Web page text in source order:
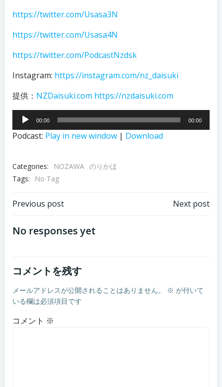
https://twitter.com/Usasa3N
https://twitter.com/Usasa4N
https://twitter.com/PodcastNzdsk
Instagram: https://instagram.com/nz_daisuki
提供： NZDaisuki.com https://nzdaisuki.com
声
プ
ー
ヤ
00:00 00:00
Podcast: Play in new window | Download
Categories: NOZAWA のりかほ
Tags:
No Tag
投
稿
ビ
ゲ
ー
Previous post
ビ
ゲ
Next post
No responses yet
コメントを残す
メールアドレスが公開されることはありません。 ※ が付いて
いる欄は必須項目です
コメント ※